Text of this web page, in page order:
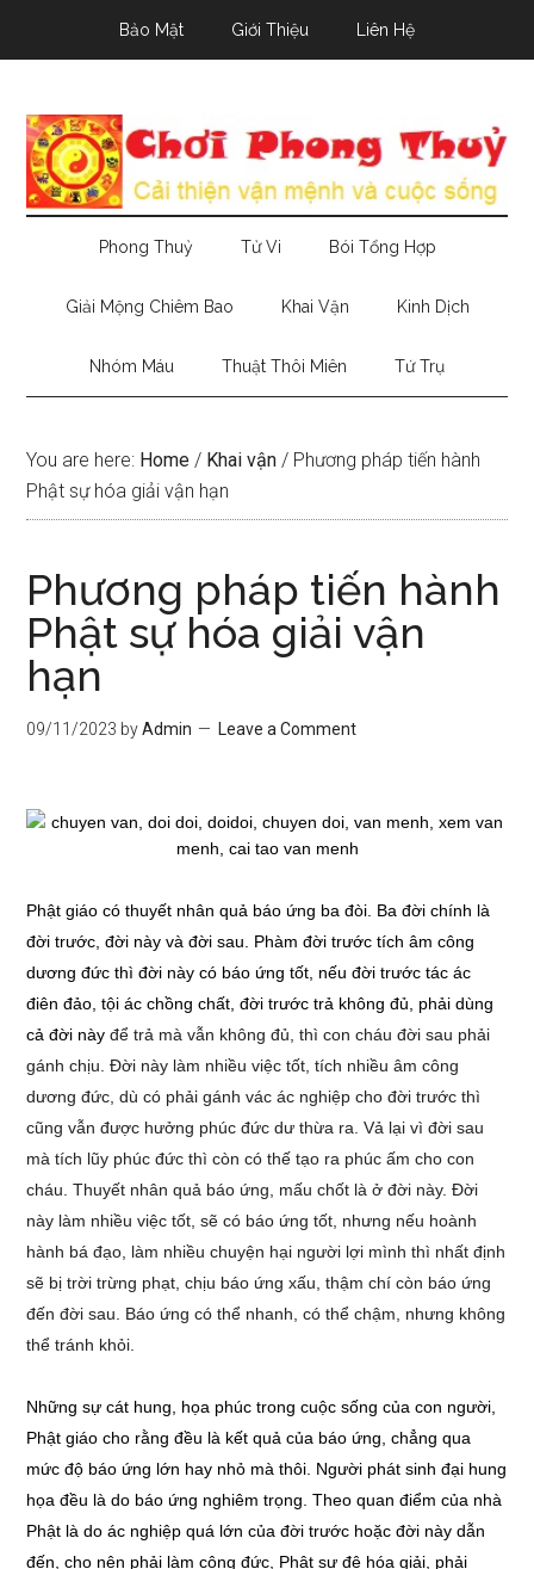
Bảo Mật Giới Thiệu Liên Hệ
Phong Thuỷ Tử Vi Bói Tổng Hợp
Giải Mộng Chiêm Bao Khai Vận Kinh Dịch
Nhóm Máu Thuật Thôi Miên Tứ Trụ
You are here: Home / Khai vận / Phương pháp tiến hành
Phật sự hóa giải vận hạn
Phương pháp tiến hành
Phật sự hóa giải vận
hạn
09/11/2023 byAdmin Leave a Comment
Phật giáo có thuyết nhân quả báo ứng ba đòi. Ba đời chính là
đời trước, đời này và đời sau. Phàm đời trước tích âm công
dương đức thì đời này có báo ứng tốt, nếu đời trước tác ác
điên đảo, tội ác chồng chất, đời trước trả không đủ, phải dùng
cả đời nàyđể trả mà vẫn không đủ, thì con cháu đời sau phải
gánh chịu. Đời này làm nhiều việc tốt, tích nhiều âm công
dương đức, dù có phải gánh vác ác nghiệp cho đời trước thì
cũng vẫn được hưởng phúc đức dư thừa ra. Vả lại vì đời sau
mà tích lũy phúc đức thì còn có thế tạo ra phúc ấm cho con
cháu. Thuyết nhân quả báo ứng, mấu chốt là ở đời này. Đời
này làm nhiều việc tốt, sẽ có báo ứng tốt, nhưng nếu hoành
hành bá đạo, làm nhiều chuyện hại người lợi mình thì nhất định
sẽ bị trời trừng phạt, chịu báo ứng xấu, thậm chí còn báo ứng
đến đời sau. Báo ứng có thể nhanh, có thể chậm, nhưng không
thể tránh khỏi.
Những sự cát hung, họa phúc trong cuộc sống của con người,
Phật giáo cho rằng đều là kết quả của báo ứng, chẳng qua
mức độ báo ứng lớn hay nhỏ mà thôi. Người phát sinh đại hung
họa đều là do báo ứng nghiêm trọng. Theo quan điểm của nhà
Phật là do ác nghiệp quá lớn của đời trước hoặc đời này dẫn
đến, cho nên phải làm công đức, Phật sự đê hóa giải, phải